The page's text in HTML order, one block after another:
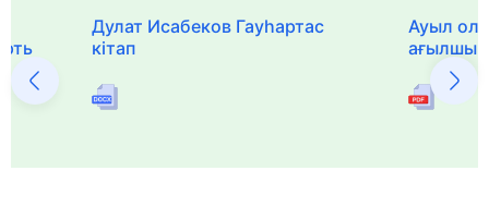
Дулат Исабеков Гауһартас
кітап
Ауыл
ағылшын